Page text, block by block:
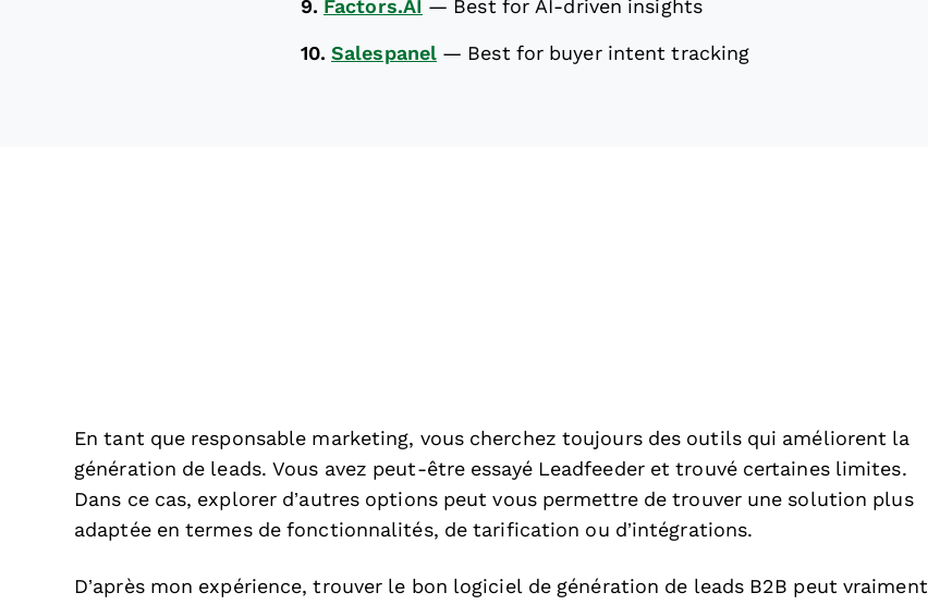
9. Factors.AI — Best for AI-driven insights
10. Salespanel — Best for buyer intent tracking
En tant que responsable marketing, vous cherchez toujours des outils qui améliorent la
génération de leads. Vous avez peut-être essayé Leadfeeder et trouvé certaines limites.
Dans ce cas, explorer d’autres options peut vous permettre de trouver une solution plus
adaptée en termes de fonctionnalités, de tarification ou d’intégrations.
D’après mon expérience, trouver le bon logiciel de génération de leads B2B peut vraiment